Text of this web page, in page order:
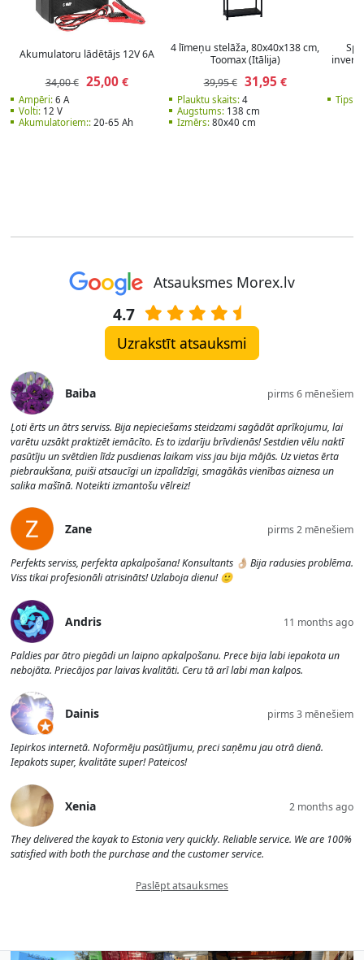
Akumulatoru lādētājs 12V 6А
34,00 € 25,00€
Ampēri:6 A
Volti:12 V
Akumulatoriem::20-65 Ah
4 līmeņu stelāža, 80x40x138 cm,
Toomax (Itālija)
39,95 € 31,95 €
Plauktu skaits:4
Augstums:138 cm
Izmērs:80x40 cm
Tips:
Atsauksmes Morex.lv
4.7
Uzrakstīt atsauksmi
Baiba pirms 6 mēnešiem
Ļoti ērts un ātrs serviss. Bija nepieciešams steidzami sagādāt aprīkojumu, lai
varētu uzsākt praktizēt iemācīto. Es to izdarīju brīvdienās! Sestdien vēlu naktī
pasūtīju un svētdien līdz pusdienas laikam viss jau bija mājās. Uz vietas ērta
piebraukšana, puiši atsaucīgi un izpalīdzīgi, smagākās vienības aiznesa un
salika mašīnā. Noteikti izmantošu vēlreiz!
Zane pirms 2 mēnešiem
Perfekts serviss, perfekta apkalpošana! Konsultants 👌🏼 Bija radusies problēma.
Viss tikai profesionāli atrisināts! Uzlaboja dienu! 🙂
Andris 11 months ago
Paldies par ātro piegādi un laipno apkalpošanu. Prece bija labi iepakota un
nebojāta. Priecājos par laivas kvalitāti. Ceru tā arī labi man kalpos.
Dainis pirms 3 mēnešiem
Iepirkos internetā. Noformēju pasūtījumu, preci saņēmu jau otrā dienā.
Iepakots super, kvalitāte super! Pateicos!
Xenia 2 months ago
They delivered the kayak to Estonia very quickly. Reliable service. We are 100%
satisfied with both the purchase and the customer service.
Paslēpt atsauksmes